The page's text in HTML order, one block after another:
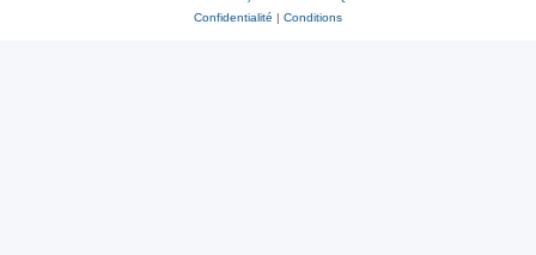
Confidentialité | Conditions